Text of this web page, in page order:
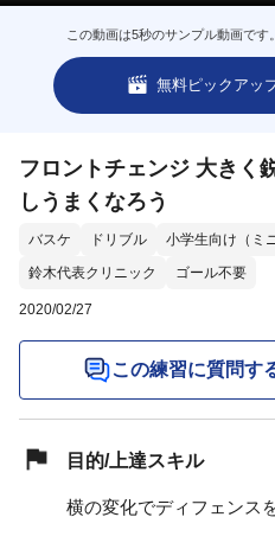
この動画は5秒のサンプル動画です
無料ピックアッ
フロントチェンジ 大きく
しうまくなろう
バスケ ドリブル 小学生向け（ミ
鈴木代表クリニック
ゴール不要
2020/02/27
この練習に質問す
目的/上達スキル
横の変化でディフェンス